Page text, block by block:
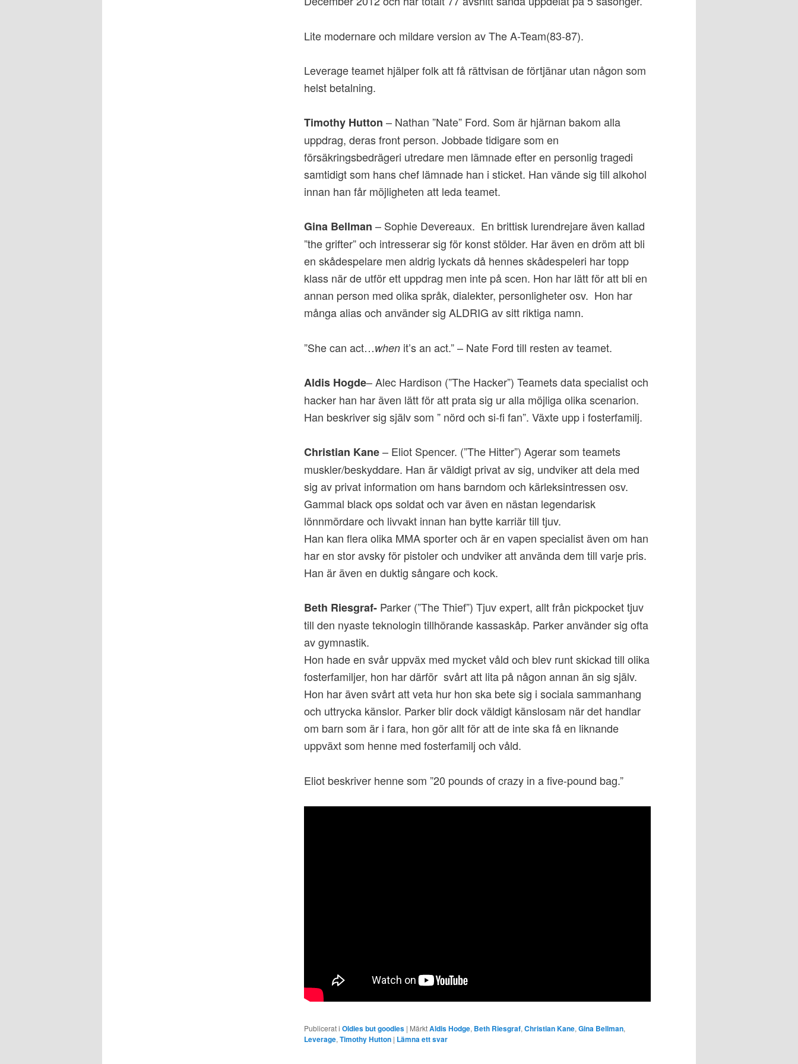
Lite modernare och mildare version av The A-Team(83-87).
Leverage teamet hjälper folk att få rättvisan de förtjänar utan någon som
helst betalning.
Timothy Hutton – Nathan ”Nate” Ford. Som är hjärnan bakom alla
uppdrag, deras front person. Jobbade tidigare som en
försäkringsbedrägeri utredare men lämnade efter en personlig tragedi
samtidigt som hans chef lämnade han i sticket. Han vände sig till alkohol
innan han får möjligheten att leda teamet.
Gina Bellman – Sophie Devereaux. En brittisk lurendrejare även kallad
”the grifter” och intresserar sig för konst stölder. Har även en dröm att bli
en skådespelare men aldrig lyckats då hennes skådespeleri har topp
klass när de utför ett uppdrag men inte på scen. Hon har lätt för att bli en
annan person med olika språk, dialekter, personligheter osv. Hon har
många alias och använder sig ALDRIG av sitt riktiga namn.
”She can act…when it’s an act.” – Nate Ford till resten av teamet.
Aldis Hogde– Alec Hardison (”The Hacker”) Teamets data specialist och
hacker han har även lätt för att prata sig ur alla möjliga olika scenarion.
Han beskriver sig själv som ” nörd och si-fi fan”. Växte upp i fosterfamilj.
Christian Kane– Eliot Spencer. (”The Hitter”) Agerar som teamets
muskler/beskyddare. Han är väldigt privat av sig, undviker att dela med
sig av privat information om hans barndom och kärleksintressen osv.
Gammal black ops soldat och var även en nästan legendarisk
lönnmördare och livvakt innan han bytte karriär till tjuv.
Han kan flera olika MMA sporter och är en vapen specialist även om han
har en stor avsky för pistoler och undviker att använda dem till varje pris.
Han är även en duktig sångare och kock.
Beth Riesgraf- Parker (”The Thief”) Tjuv expert, allt från pickpocket tjuv
till den nyaste teknologin tillhörande kassaskåp. Parker använder sig ofta
av gymnastik.
Hon hade en svår uppväx med mycket våld och blev runt skickad till olika
fosterfamiljer, hon har därför svårt att lita på någon annan än sig själv.
Hon har även svårt att veta hur hon ska bete sig i sociala sammanhang
och uttrycka känslor. Parker blir dock väldigt känslosam när det handlar
om barn som är i fara, hon gör allt för att de inte ska få en liknande
uppväxt som henne med fosterfamilj och våld.
Eliot beskriver henne som ”20 pounds of crazy in a five-pound bag.”
Publicerat i Oldies but goodies | MärktAldis Hodge, Beth Riesgraf, Christian Kane, Gina Bellman,
Leverage, Timothy Hutton | Lämna ett svar